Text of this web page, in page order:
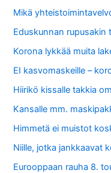
Mikä
Eduskunnan rupusakin
Korona lykkää muita
EI kasvomaskeille –
Hiirikö kissalle takkia
Kansalle mm.
Himmetä ei muistot
Niille, jotka jankkaavat
Eurooppaan rauha 8.